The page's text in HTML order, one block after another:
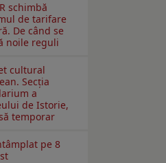
schimbă
de tarifare
De când se
noile reguli
cultural
Secţia
a
de Istorie,
temporar
pe 8